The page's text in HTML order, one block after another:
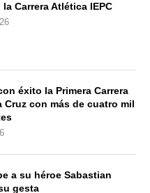
Carrera Atlética IEPC
éxito la Primera Carrera
Cruz con más de cuatro mil
a su héroe Sabastian
gesta